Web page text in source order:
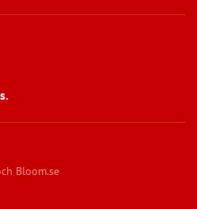
.
Bloom.se